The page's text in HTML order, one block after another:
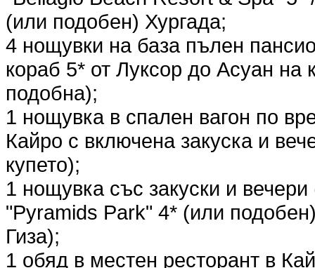
(или подобен) Хургада;
4 нощувки на база пълен
кораб 5* от Луксор до Асуан
подобна);
1 нощувка в спален вагон по
Кайро с включена закуска и
купето);
1 нощувка със закуски и
"Pyramids Park" 4* (или
Гиза);
1 обяд в местен ресторант в